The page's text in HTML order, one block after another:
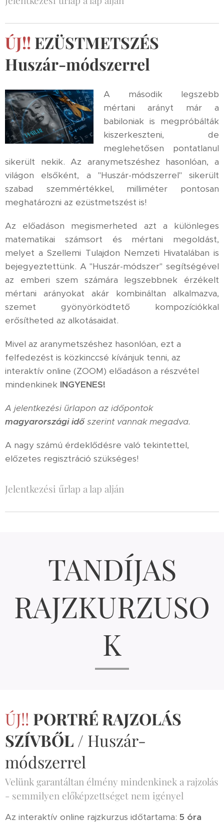
ÚJ!! EZÜSTMETSZÉS
Huszár-módszerrel
A második legszebb
mértani arányt már a
babiloniak is megpróbálták
kiszerkeszteni, de
meglehetősen pontatlanul
sikerült nekik. Az aranymetszéshez hasonlóan, a
világon elsőként, a "Huszár-módszerrel" sikerült
szabad szemmértékkel, milliméter pontosan
meghatározni az ezüstmetszést is!
Az előadáson megismerheted azt a különleges
matematikai számsort és mértani megoldást,
melyet a Szellemi Tulajdon Nemzeti Hivatalában is
bejegyeztettünk. A "Huszár-módszer" segítségével
az emberi szem számára legszebbnek érzékelt
mértani arányokat akár kombináltan alkalmazva,
szemet gyönyörködtető kompozíciókkal
erősítheted az alkotásaidat.
Mivel az aranymetszéshez hasonlóan, ezt a
felfedezést is közkinccsé kívánjuk tenni, az
interaktív online (ZOOM) előadáson a részvétel
mindenkinek INGYENES!
A jelentkezési űrlapon az időpontok
magyarországi időszerint vannak megadva.
A nagy számú érdeklődésre való tekintettel,
előzetes regisztráció szükséges!
Jelentkezési űrlap a lap alján
TANDÍJAS
RAJZKURZUSO
K
ÚJ!! PORTRÉ RAJZOLÁS
SZÍVBŐL / Huszár-
módszerrel
Velünk garantáltan élmény mindenkinek a rajzolás
- semmilyen előképzettséget nem igényel
Az interaktív online rajzkurzus időtartama: 5 óra